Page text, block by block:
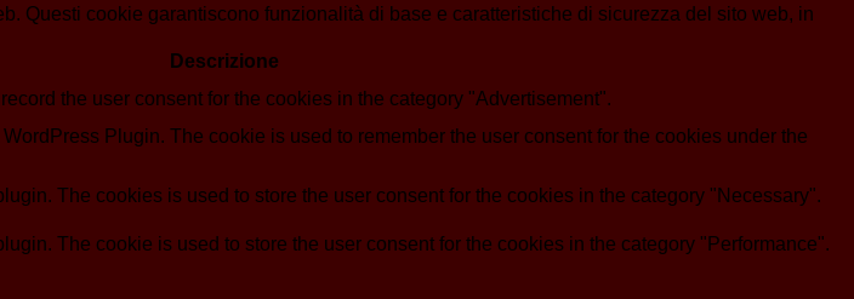
Questi cookie garantiscono funzionalità di base e caratteristiche di sicurezza del sito web, in
Descrizione
the user consent for the cookies in the category "Advertisement".
Plugin. The cookie is used to remember the user consent for the cookies under the
The cookies is used to store the user consent for the cookies in the category "Necessary".
The cookie is used to store the user consent for the cookies in the category "Performance".